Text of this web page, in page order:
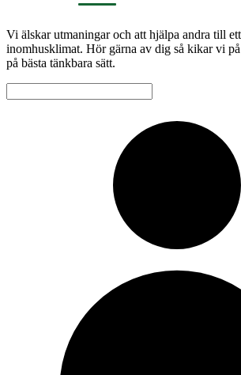
Vi älskar utmaningar och att hjälpa andra till
inomhusklimat. Hör gärna av dig så kikar vi
på bästa tänkbara sätt.